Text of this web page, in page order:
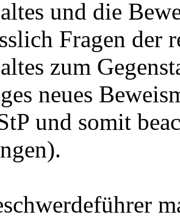
und die
Fragen der
zum
neues
und somit